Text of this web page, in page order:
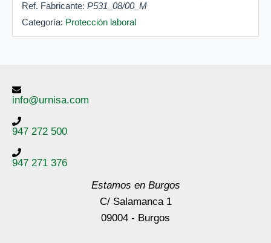
Ref. Fabricante: P531_08/00_M
Categoría: Protección laboral
info@urnisa.com
947 272 500
947 271 376
Estamos en Burgos
C/ Salamanca 1
09004 - Burgos